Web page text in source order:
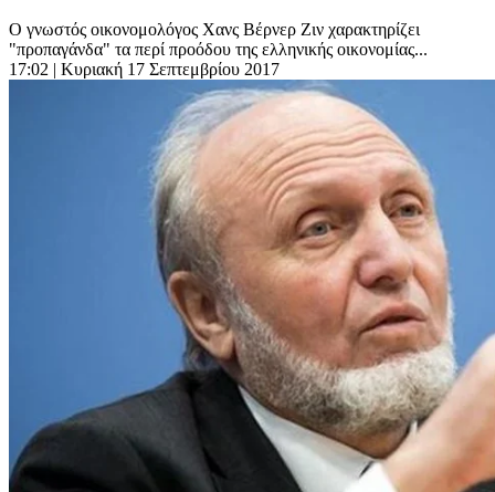
Ο γνωστός οικονομολόγος Χανς Βέρνερ Ζιν χαρακτηρίζει
"προπαγάνδα" τα περί προόδου της ελληνικής οικονομίας...
17:02 | Κυριακή 17 Σεπτεμβρίου 2017